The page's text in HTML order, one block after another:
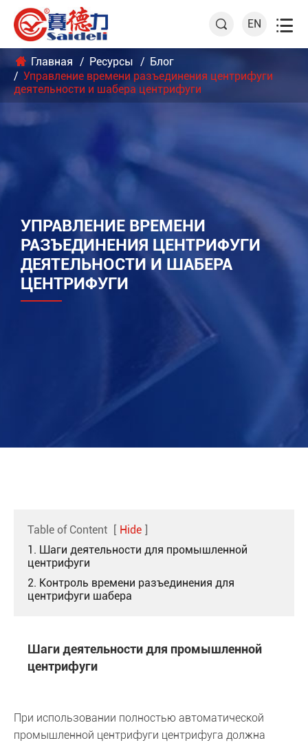
 EN 
Главная Ресурсы
Блог
Управление времени разъединения центрифуги
деятельности и шабера центрифуги
УПРАВЛЕНИЕ ВРЕМЕНИ
РАЗЪЕДИНЕНИЯ ЦЕНТРИФУГИ
ДЕЯТЕЛЬНОСТИ И ШАБЕРА
ЦЕНТРИФУГИ
Table of Content [ Hide ]
1. Шаги деятельности для промышленной
центрифуги
2. Контроль времени разъединения для
центрифуги шабера
Шаги деятельности для промышленной
центрифуги
При использовании полностью автоматической
промышленной центрифуги центрифуга должна